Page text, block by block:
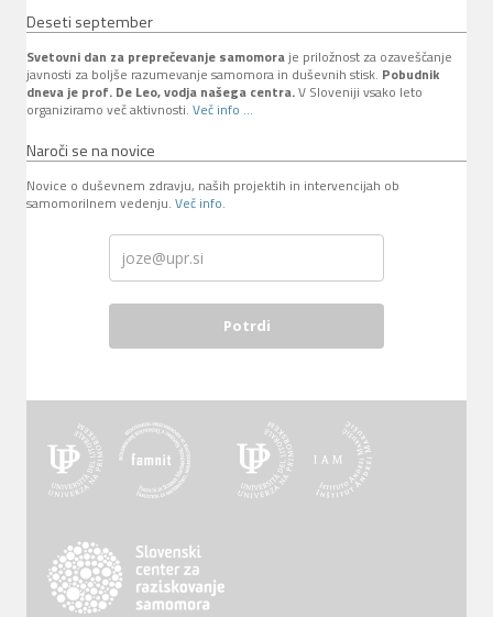
Deseti september
Svetovni dan za preprečevanje samomora je priložnost za ozaveščanje
javnosti za boljše razumevanje samomora in duševnih stisk. Pobudnik
dneva je prof. De Leo, vodja našega centra.V Sloveniji vsako leto
organiziramo več aktivnosti. Več info ...
Naroči se na novice
Novice o duševnem zdravju, naših projektih in intervencijah ob
samomorilnem vedenju. Več info.
Potrdi